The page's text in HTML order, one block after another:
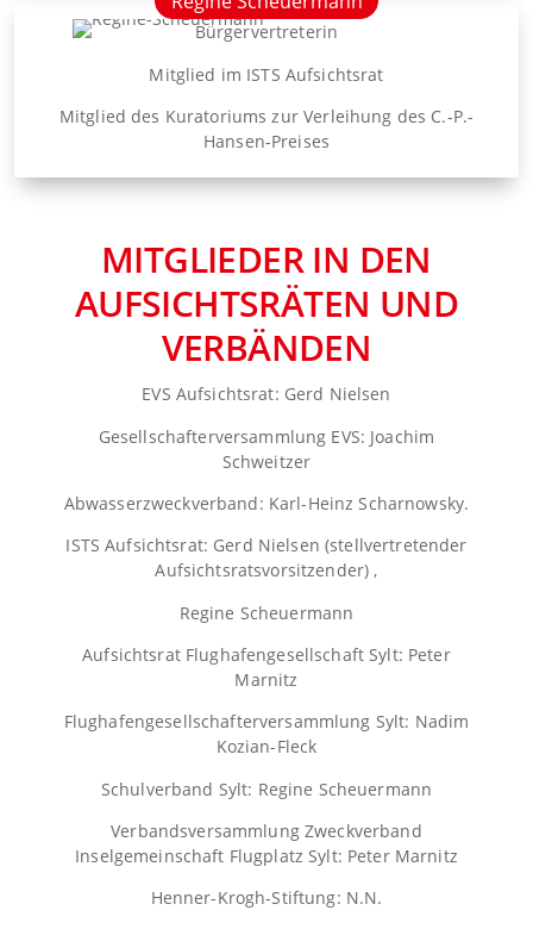
Bürgervertreterin
Mitglied im ISTS Aufsichtsrat
Mitglied des Kuratoriums zur Verleihung des C.-P.-
Hansen-Preises
MITGLIEDER IN DEN
AUFSICHTSRÄTEN UND
VERBÄNDEN
EVS Aufsichtsrat: Gerd Nielsen
Gesellschafterversammlung EVS: Joachim
Schweitzer
Abwasserzweckverband: Karl-Heinz Scharnowsky.
ISTS Aufsichtsrat: Gerd Nielsen (stellvertretender
Aufsichtsratsvorsitzender) ,
Regine Scheuermann
Aufsichtsrat Flughafengesellschaft Sylt: Peter
Marnitz
Flughafengesellschafterversammlung Sylt: Nadim
Kozian-Fleck
Schulverband Sylt: Regine Scheuermann
Verbandsversammlung Zweckverband
Inselgemeinschaft Flugplatz Sylt: Peter Marnitz
Henner-Krogh-Stiftung: N.N.